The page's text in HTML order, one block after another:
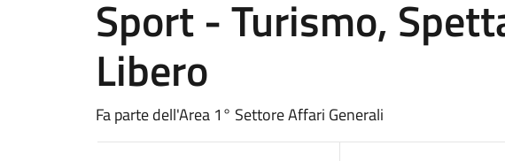
Sport - Turismo,
Libero
Fa parte dell'Area 1° Settore Affari Generali